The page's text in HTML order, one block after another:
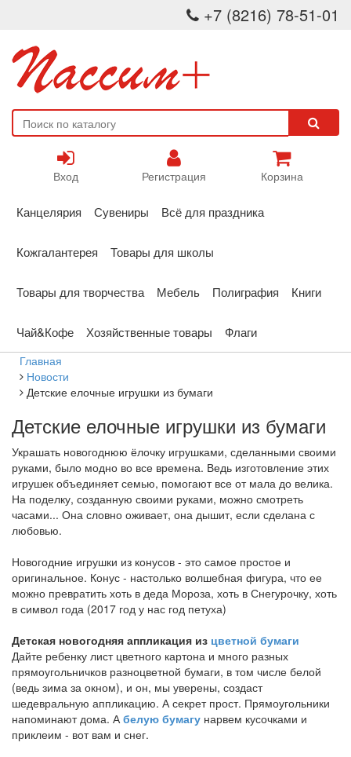
+7 (8216) 78-51-01
Вход Регистрация Корзина
Канцелярия Сувениры Всё для праздника
Кожгалантерея Товары для школы
Товары для творчества Мебель Полиграфия Книги
Чай&Кофе Хозяйственные товары Флаги
Главная
Новости
Детские елочные игрушки из бумаги
Детские елочные игрушки из бумаги
Украшать новогоднюю ёлочку игрушками, сделанными своими
руками, было модно во все времена. Ведь изготовление этих
игрушек объединяет семью, помогают все от мала до велика.
На поделку, созданную своими руками, можно смотреть
часами... Она словно оживает, она дышит, если сделана с
любовью.
Новогодние игрушки из конусов - это самое простое и
оригинальное. Конус - настолько волшебная фигура, что ее
можно превратить хоть в деда Мороза, хоть в Снегурочку, хоть
в символ года (2017 год у нас год петуха)
Детская новогодняя аппликация из цветной бумаги
Дайте ребенку лист цветного картона и много разных
прямоугольничков разноцветной бумаги, в том числе белой
(ведь зима за окном), и он, мы уверены, создаст
шедевральную аппликацию. А секрет прост. Прямоугольники
напоминают дома. Абелую бумагу нарвем кусочками и
приклеим - вот вам и снег.